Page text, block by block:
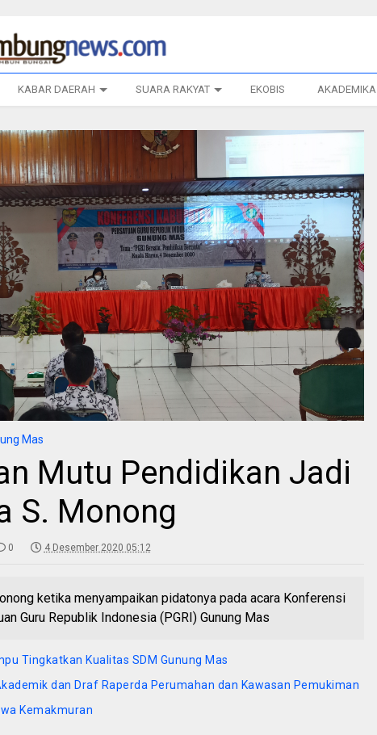
KABAR DAERAH SUARA RAKYAT EKOBIS AKADEMIKA
Mas
Mutu Pendidikan Jadi
S. Monong
0 4 Desember 2020 05:12
ketika menyampaikan pidatonya pada acara Konferensi
Guru Republik Indonesia (PGRI) Gunung Mas
Tingkatkan Kualitas SDM Gunung Mas
dan Draf Raperda Perumahan dan Kawasan Pemukiman
Kemakmuran